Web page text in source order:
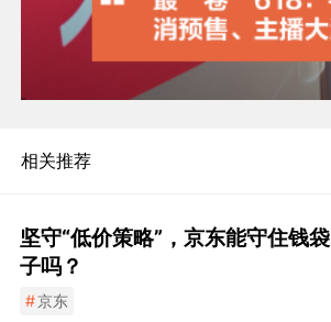
相关推荐
坚守“低价策略”，京东能守住钱袋
子吗？
#京东